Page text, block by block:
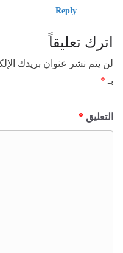
Reply
اترك تعليقاً
لن يتم نشر عنوان بريدك
بـ *
التعليق *